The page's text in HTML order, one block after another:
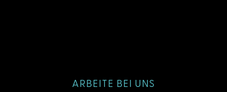
ARBEITE BEI UNS